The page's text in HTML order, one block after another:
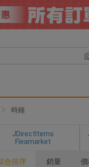
時鐘
JDirectItems
Fleamarket
合排序 銷量